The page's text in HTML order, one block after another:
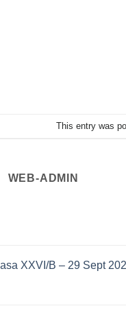
This entry was
WEB-ADMIN
XXVI/B – 29 Sept